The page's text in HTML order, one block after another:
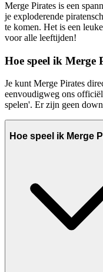
Merge Pirates is een
je exploderende
te komen. Het is een
voor alle leeftijden!
Hoe speel ik Merge
Je kunt Merge Pirates
eenvoudigweg ons
spelen'. Er zijn geen
Hoe speel ik Merge